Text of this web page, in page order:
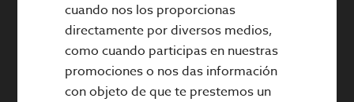
cuando nos los proporcionas
directamente por diversos medios,
como cuando participas en nuestras
promociones o nos das información
con objeto de que te prestemos un